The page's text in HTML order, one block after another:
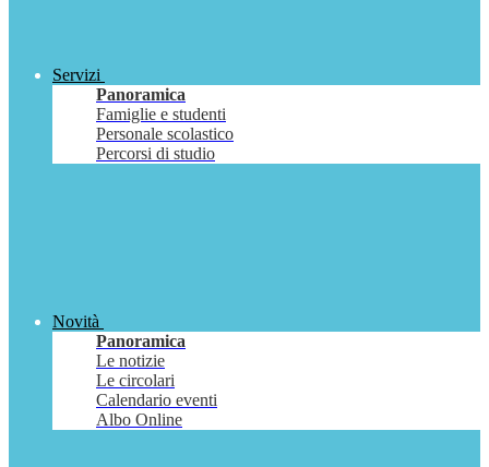
Servizi
Panoramica
Famiglie e studenti
Personale scolastico
Percorsi di studio
Novità
Panoramica
Le notizie
Le circolari
Calendario eventi
Albo Online